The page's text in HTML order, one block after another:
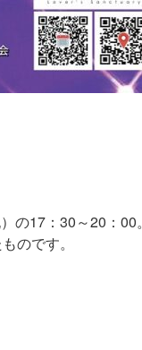
の17：30～20：00。
のです。